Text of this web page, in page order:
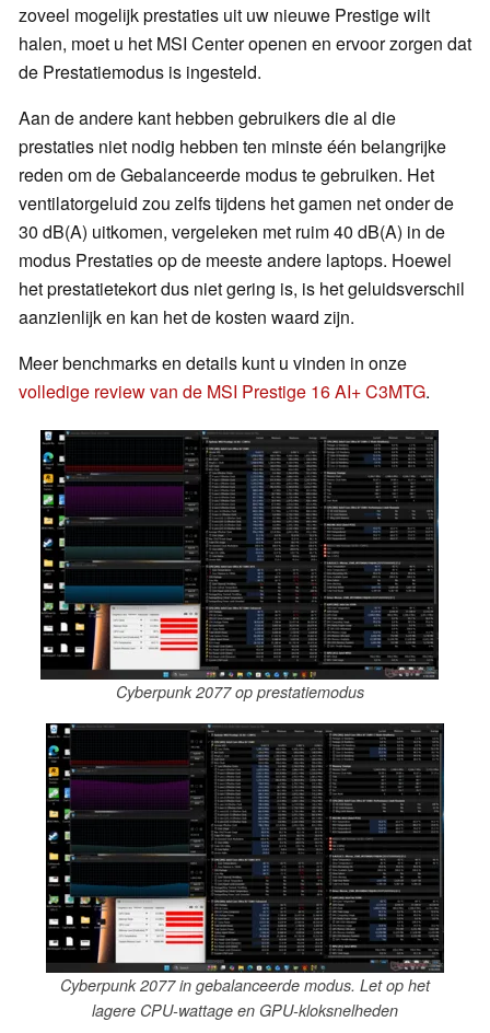
zoveel mogelijk prestaties uit uw nieuwe Prestige wilt
halen, moet u het MSI Center openen en ervoor zorgen dat
de Prestatiemodus is ingesteld.
Aan de andere kant hebben gebruikers die al die
prestaties niet nodig hebben ten minste één belangrijke
reden om de Gebalanceerde modus te gebruiken. Het
ventilatorgeluid zou zelfs tijdens het gamen net onder de
30 dB(A) uitkomen, vergeleken met ruim 40 dB(A) in de
modus Prestaties op de meeste andere laptops. Hoewel
het prestatietekort dus niet gering is, is het geluidsverschil
aanzienlijk en kan het de kosten waard zijn.
Meer benchmarks en details kunt u vinden in onze
volledige review van de MSI Prestige 16 AI+ C3MTG.
Cyberpunk 2077 op prestatiemodus
Cyberpunk 2077 in gebalanceerde modus. Let op het
lagere CPU-wattage en GPU-kloksnelheden